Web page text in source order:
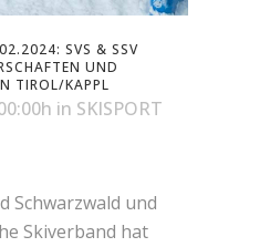
SVS & SSV
UND
TIROL/KAPPL
in SKISPORT
Schwarzwald und
Skiverband hat